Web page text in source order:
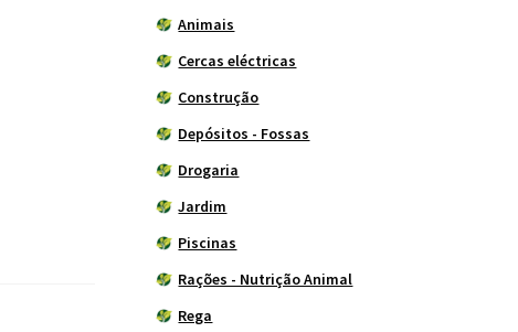
Animais
Cercas eléctricas
Construção
Depósitos - Fossas
Drogaria
Jardim
Piscinas
Rações - Nutrição Animal
Rega